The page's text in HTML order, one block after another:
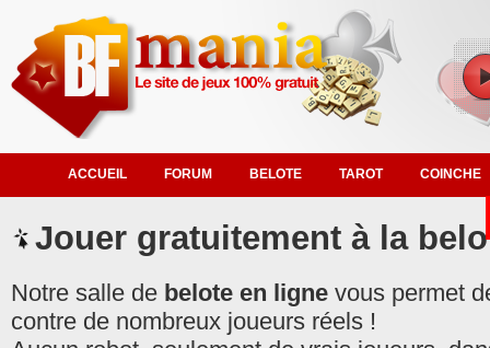
ACCUEIL FORUM BELOTE TAROT COINCHE
Jouer gratuitement à la
Notre salle de belote en ligne vous permet
contre de nombreux joueurs réels !